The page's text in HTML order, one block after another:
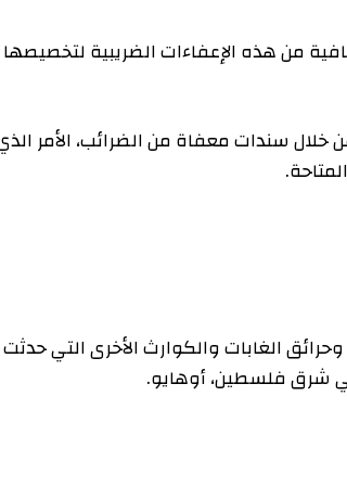
سلطات الإسكان الحكومية 12.5% ​​إضافية من هذه الإعفاءات الضريبية لتخصيصها
سندات معفاة من الضرائب، الأمر الذي
الغابات والكوارث الأخرى التي حدثت